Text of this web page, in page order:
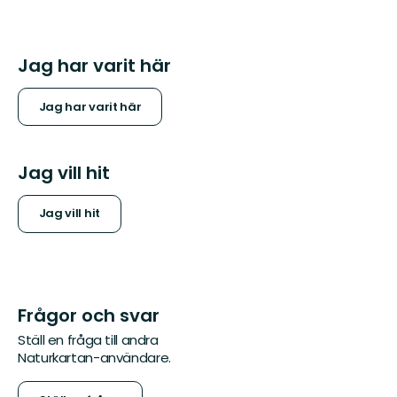
Jag har varit här
Jag har varit här
Jag vill hit
Jag vill hit
Frågor och svar
Ställ en fråga till andra
Naturkartan-användare.